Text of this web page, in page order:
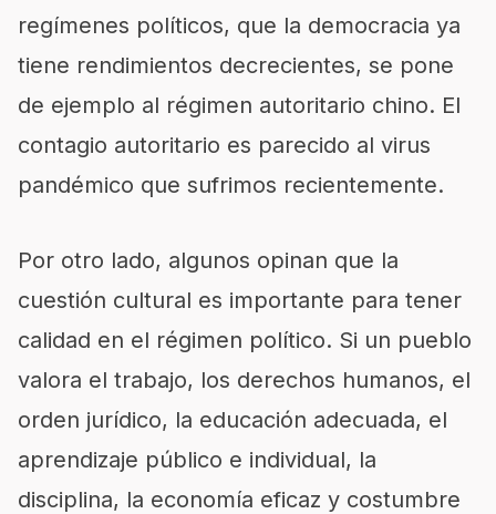
regímenes políticos, que la democracia ya
tiene rendimientos decrecientes, se pone
de ejemplo al régimen autoritario chino. El
contagio autoritario es parecido al virus
pandémico que sufrimos recientemente.
Por otro lado, algunos opinan que la
cuestión cultural es importante para tener
calidad en el régimen político. Si un pueblo
valora el trabajo, los derechos humanos, el
orden jurídico, la educación adecuada, el
aprendizaje público e individual, la
disciplina, la economía eficaz y costumbre